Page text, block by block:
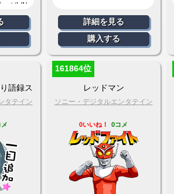
』がLIN
詳細を見る
購入する
語録ス
タテイン
161864位
レッドマン
ソニー・デジタルエンタテイン
0いいね！ 0コメ